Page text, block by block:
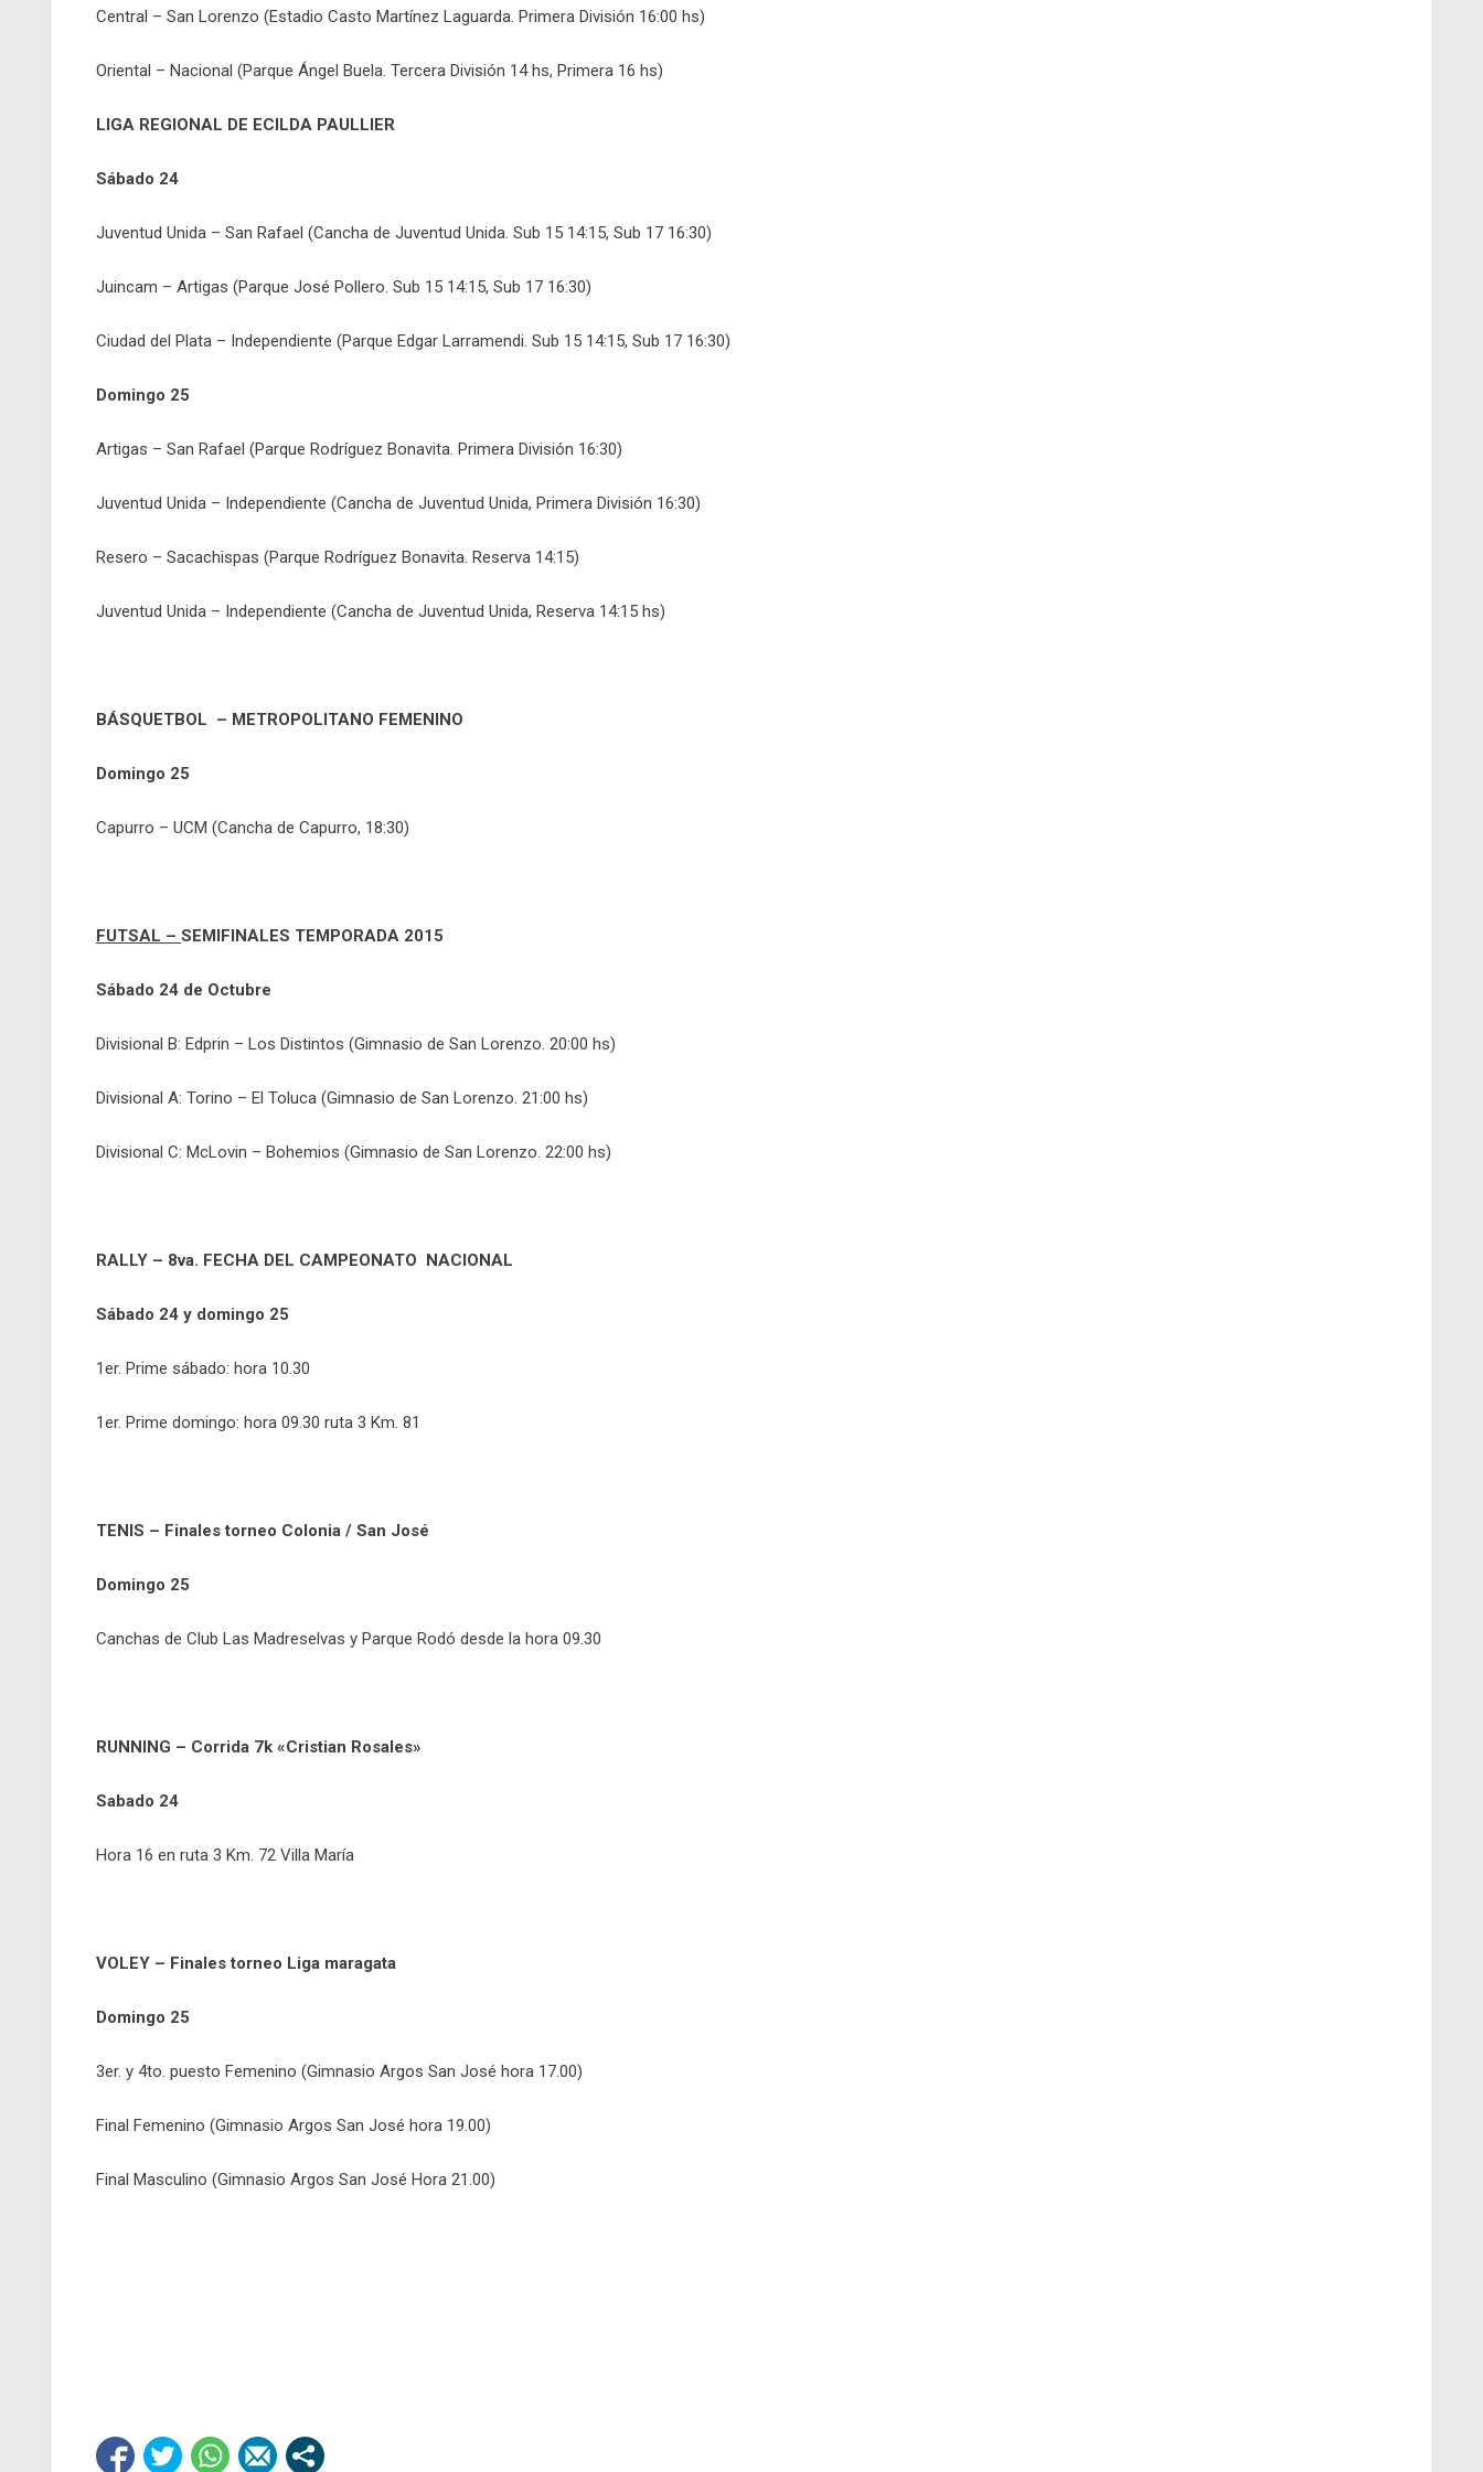
Central – San Lorenzo (Estadio Casto Martínez Laguarda. Primera División 16:00 hs)
Oriental – Nacional (Parque Ángel Buela. Tercera División 14 hs, Primera 16 hs)
LIGA REGIONAL DE ECILDA PAULLIER
Sábado 24
Juventud Unida – San Rafael (Cancha de Juventud Unida. Sub 15 14:15, Sub 17 16:30)
Juincam – Artigas (Parque José Pollero. Sub 15 14:15, Sub 17 16:30)
Ciudad del Plata – Independiente (Parque Edgar Larramendi. Sub 15 14:15, Sub 17 16:30)
Domingo 25
Artigas – San Rafael (Parque Rodríguez Bonavita. Primera División 16:30)
Juventud Unida – Independiente (Cancha de Juventud Unida, Primera División 16:30)
Resero – Sacachispas (Parque Rodríguez Bonavita. Reserva 14:15)
Juventud Unida – Independiente (Cancha de Juventud Unida, Reserva 14:15 hs)
BÁSQUETBOL – METROPOLITANO FEMENINO
Domingo 25
Capurro – UCM (Cancha de Capurro, 18:30)
FUTSAL – SEMIFINALES TEMPORADA 2015
Sábado 24 de Octubre
Divisional B: Edprin – Los Distintos (Gimnasio de San Lorenzo. 20:00 hs)
Divisional A: Torino – El Toluca (Gimnasio de San Lorenzo. 21:00 hs)
Divisional C: McLovin – Bohemios (Gimnasio de San Lorenzo. 22:00 hs)
RALLY – 8va. FECHA DEL CAMPEONATO NACIONAL
Sábado 24 y domingo 25
1er. Prime sábado: hora 10.30
1er. Prime domingo: hora 09.30 ruta 3 Km. 81
TENIS – Finales torneo Colonia / San José
Domingo 25
Canchas de Club Las Madreselvas y Parque Rodó desde la hora 09.30
RUNNING – Corrida 7k «Cristian Rosales»
Sabado 24
Hora 16 en ruta 3 Km. 72 Villa María
VOLEY – Finales torneo Liga maragata
Domingo 25
3er. y 4to. puesto Femenino (Gimnasio Argos San José hora 17.00)
Final Femenino (Gimnasio Argos San José hora 19.00)
Final Masculino (Gimnasio Argos San José Hora 21.00)